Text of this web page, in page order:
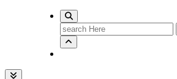
Search
for: